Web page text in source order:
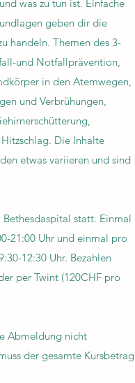
was zu tun ist. Einfache
geben dir die
handeln. Themen des 3-
und Notfallprävention,
in den Atemwegen,
und Verbrühungen,
Die Inhalte
etwas variieren und sind
statt. Einmal
21:00 Uhr und einmal pro
12:30 Uhr. Bezahlen
per Twint (120CHF pro
Abmeldung nicht
der gesamte Kursbetrag